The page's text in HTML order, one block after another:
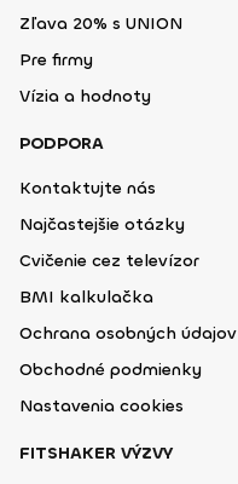
Zľava 20% s UNION
Pre firmy
Vízia a hodnoty
PODPORA
Kontaktujte nás
Najčastejšie otázky
Cvičenie cez televízor
BMI kalkulačka
Ochrana osobných údajov
Obchodné podmienky
Nastavenia cookies
FITSHAKER VÝZVY